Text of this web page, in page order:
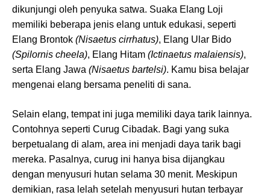
dikunjungi oleh penyuka satwa. Suaka Elang Loji
memiliki beberapa jenis elang untuk edukasi, seperti
Elang Brontok (Nisaetus cirrhatus), Elang Ular Bido
(Spilornis cheela), Elang Hitam (Ictinaetus malaiensis),
serta Elang Jawa (Nisaetus bartelsi). Kamu bisa belajar
mengenai elang bersama peneliti di sana.
Selain elang, tempat ini juga memiliki daya tarik lainnya.
Contohnya seperti Curug Cibadak. Bagi yang suka
berpetualang di alam, area ini menjadi daya tarik bagi
mereka. Pasalnya, curug ini hanya bisa dijangkau
dengan menyusuri hutan selama 30 menit. Meskipun
demikian, rasa lelah setelah menyusuri hutan terbayar